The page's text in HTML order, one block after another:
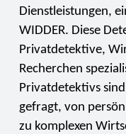
Dienstleistungen,
WIDDER. Diese
Privatdetektive,
Recherchen
Privatdetektivs
gefragt, von
zu komplexen